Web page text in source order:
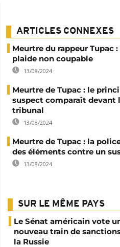
ARTICLES CONNEXES
Meurtre du rappeur Tupac
plaide non coupable
13/08/2024
Meurtre de Tupac : le
suspect comparaît devant
tribunal
13/08/2024
Meurtre de Tupac : la
des éléments contre un
13/08/2024
SUR LE MÊME PAYS
Le Sénat américain vote
nouveau train de
la Russie